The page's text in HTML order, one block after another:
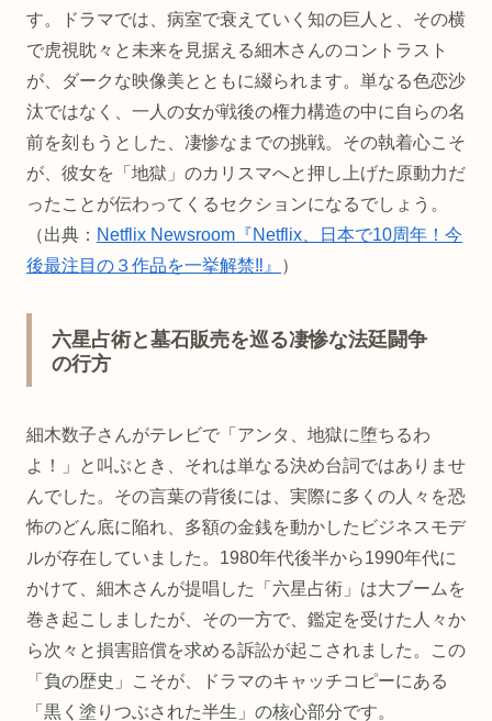
す。ドラマでは、病室で衰えていく知の巨人と、その横
で虎視眈々と未来を見据える細木さんのコントラスト
が、ダークな映像美とともに綴られます。単なる色恋沙
汰ではなく、一人の女が戦後の権力構造の中に自らの名
前を刻もうとした、凄惨なまでの挑戦。その執着心こそ
が、彼女を「地獄」のカリスマへと押し上げた原動力だ
ったことが伝わってくるセクションになるでしょう。
（出典： Netflix Newsroom『Netflix、日本で10周年！今
後最注目の３作品を一挙解禁‼︎』
）
六星占術と墓石販売を巡る凄惨な法廷闘争
の行方
細木数子さんがテレビで「アンタ、地獄に堕ちるわ
よ！」と叫ぶとき、それは単なる決め台詞ではありませ
んでした。その言葉の背後には、実際に多くの人々を恐
怖のどん底に陥れ、多額の金銭を動かしたビジネスモデ
ルが存在していました。1980年代後半から1990年代に
かけて、細木さんが提唱した「六星占術」は大ブームを
巻き起こしましたが、その一方で、鑑定を受けた人々か
ら次々と損害賠償を求める訴訟が起こされました。この
「負の歴史」こそが、ドラマのキャッチコピーにある
「黒く塗りつぶされた半生」の核心部分です。